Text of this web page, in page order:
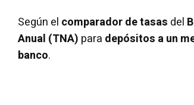
Según el comparador de tasas del
Anual (TNA) para depósitos a un
banco.